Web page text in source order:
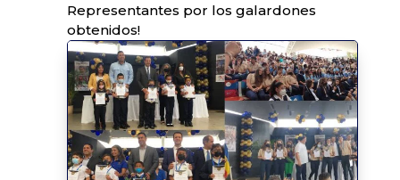
Representantes por los galardones
obtenidos!